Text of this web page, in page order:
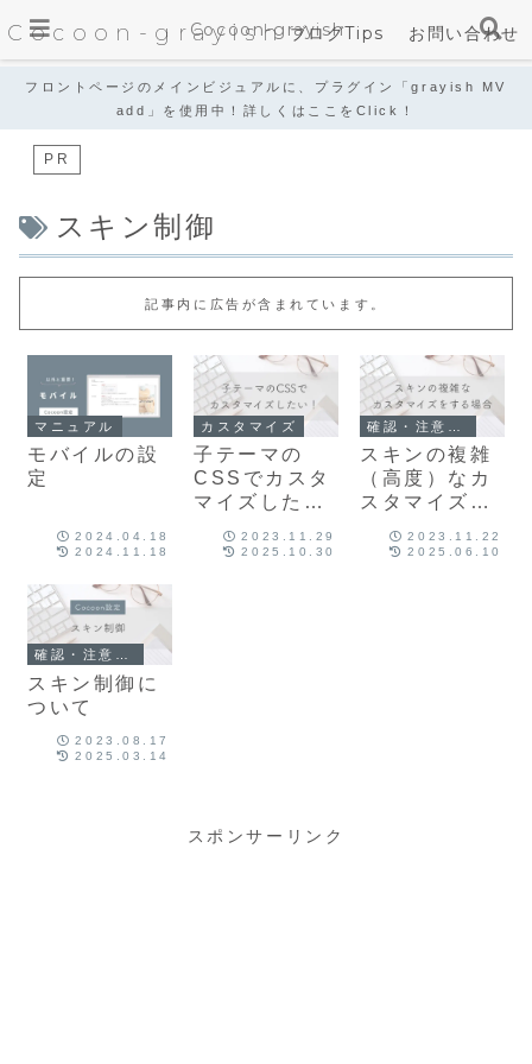
Cocoon-grayish ブログTips お問い合わせ
フロントページのメインビジュアルに、プラグイン「grayish MV
add」を使用中！詳しくはここをClick！
PR
スキン制御
記事内に広告が含まれています。
マニュアル
モバイルの設
定
2024.04.18
2024.11.18
カスタマイズ
子テーマの
CSSでカスタ
マイズしたい
2023.11.29
2025.10.30
スキンの複雑
（高度）なカ
スタマイズを
2023.11.22
2025.06.10
スキン制御に
ついて
2023.08.17
2025.03.14
スポンサーリンク
Cocoon-grayish